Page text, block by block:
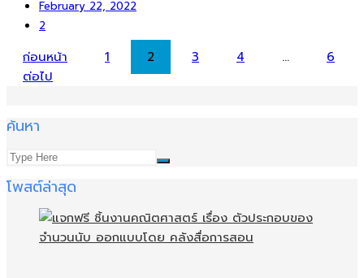
February 22, 2022
2
Posts
pagination
ก่อนหน้า 1 2 3 4 …
6
ต่อไป
ค้นหา
โพสต์ล่าสุด